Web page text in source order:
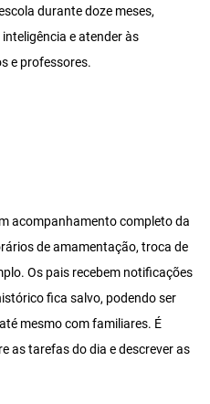
durante doze meses,
e atender às
e professores.
acompanhamento completo da
de amamentação, troca de
Os pais recebem notificações
fica salvo, podendo ser
mesmo com familiares. É
as tarefas do dia e descrever as